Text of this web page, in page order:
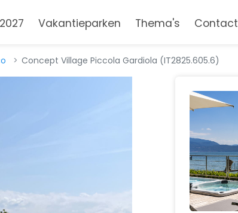
Vakantieparken Thema's Contact
Concept Village Piccola Gardiola (IT2825.605.6)